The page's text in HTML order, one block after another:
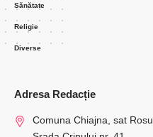
Sănătate
Religie
Diverse
Adresa Redacție
Comuna Chiajna, sat Rosu